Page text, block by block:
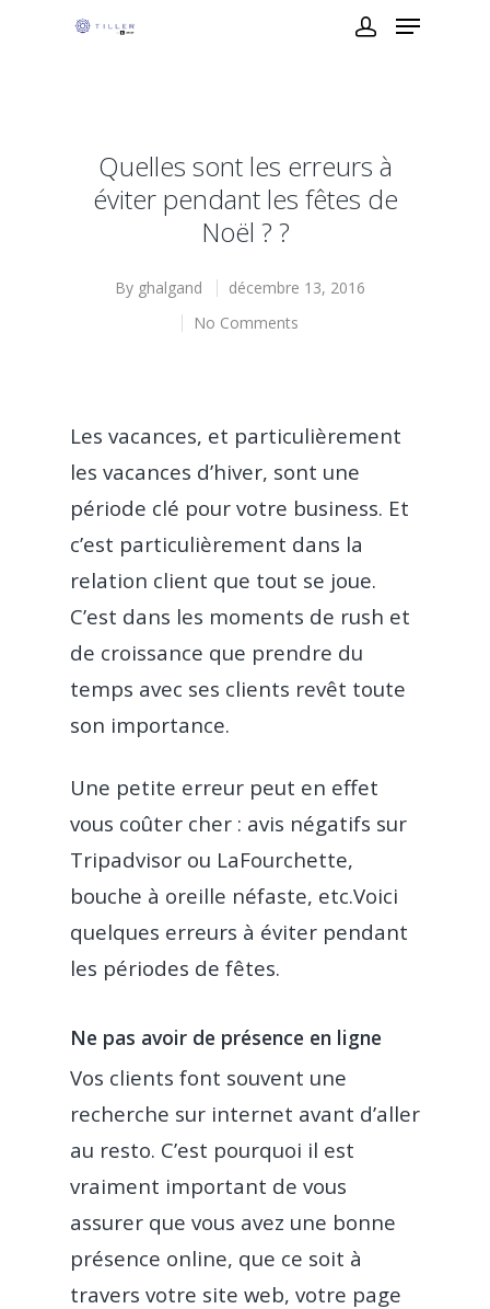
Quelles sont les erreurs à
éviter pendant les fêtes de
Noël ? ?
By ghalgand
décembre 13, 2016
No Comments
Les vacances, et particulièrement
les vacances d’hiver, sont une
période clé pour votre business. Et
c’est particulièrement dans la
relation client que tout se joue.
C’est dans les moments de rush et
de croissance que prendre du
temps avec ses clients revêt toute
son importance.
Une petite erreur peut en effet
vous coûter cher : avis négatifs sur
Tripadvisor ou LaFourchette,
bouche à oreille néfaste, etc.Voici
quelques erreurs à éviter pendant
les périodes de fêtes.
Ne pas avoir de présence en ligne
Vos clients font souvent une
recherche sur internet avant d’aller
au resto. C’est pourquoi il est
vraiment important de vous
assurer que vous avez une bonne
présence online, que ce soit à
travers votre site web, votre page